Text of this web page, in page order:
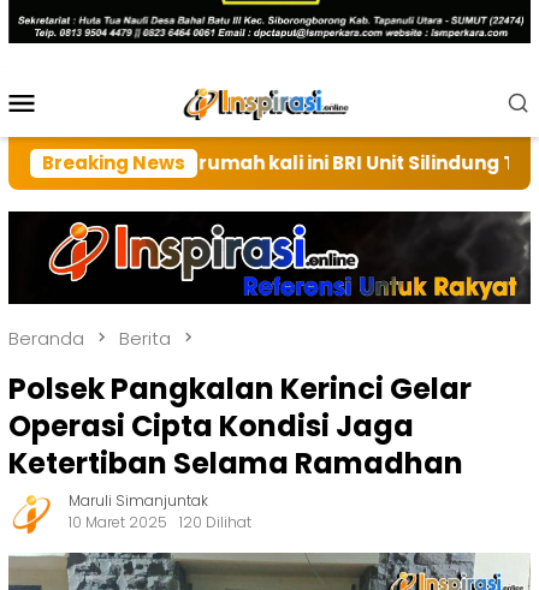
Mobile
Breaking News
rumah kali ini BRI Unit Silindung Tarutung
Beranda Berita
Polsek Pangkalan Kerinci Gelar
Operasi Cipta Kondisi Jaga
Ketertiban Selama Ramadhan
Maruli Simanjuntak
10 Maret 2025
120 Dilihat